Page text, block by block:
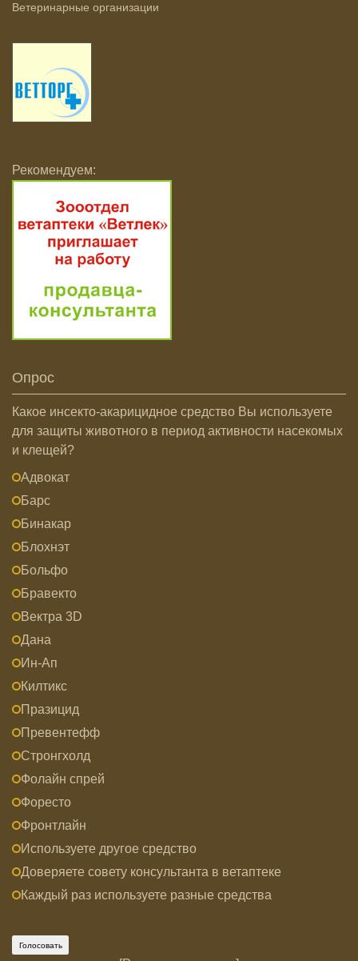
Ветеринарные организации
Рекомендуем:
Опрос
Какое инсекто-акарицидное средство Вы используете
для защиты животного в период активности насекомых
и клещей?
Адвокат
Барс
Бинакар
Блохнэт
Больфо
Бравекто
Вектра 3D
Дана
Ин-Ап
Килтикс
Празицид
Превентефф
Стронгхолд
Фолайн спрей
Форесто
Фронтлайн
Используете другое средство
Доверяете совету консультанта в ветаптеке
Каждый раз используете разные средства